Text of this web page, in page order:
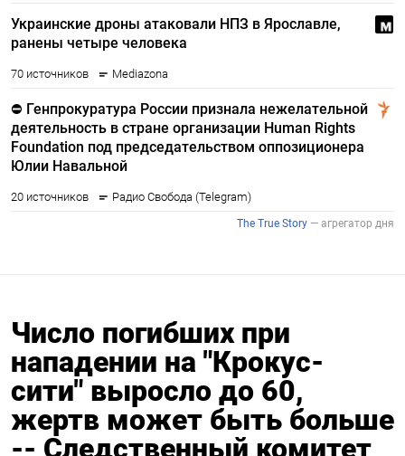
Число погибших при
нападении на "Крокус-
сити" выросло до 60,
жертв может быть больше
-- Следственный комитет